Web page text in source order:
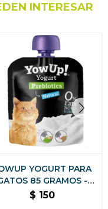
INTERESAR
YOGURT PARA
85 GRAMOS -
PREBIÓTICOS SABOR
$ 150